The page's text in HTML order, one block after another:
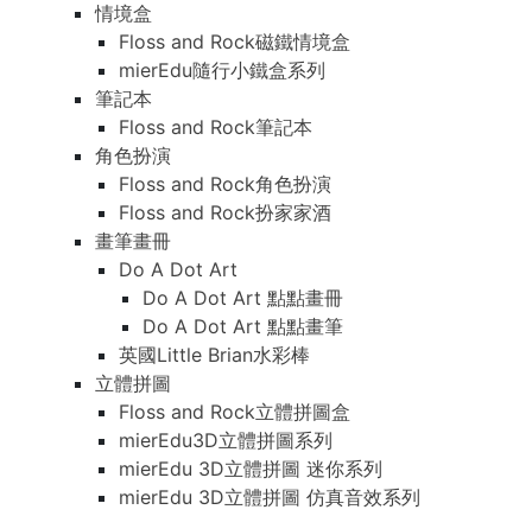
情境盒
Floss and Rock磁鐵情境盒
mierEdu隨行小鐵盒系列
筆記本
Floss and Rock筆記本
角色扮演
Floss and Rock角色扮演
Floss and Rock扮家家酒
畫筆畫冊
Do A Dot Art
Do A Dot Art 點點畫冊
Do A Dot Art 點點畫筆
英國Little Brian水彩棒
立體拼圖
Floss and Rock立體拼圖盒
mierEdu3D立體拼圖系列
mierEdu 3D立體拼圖 迷你系列
mierEdu 3D立體拼圖 仿真音效系列